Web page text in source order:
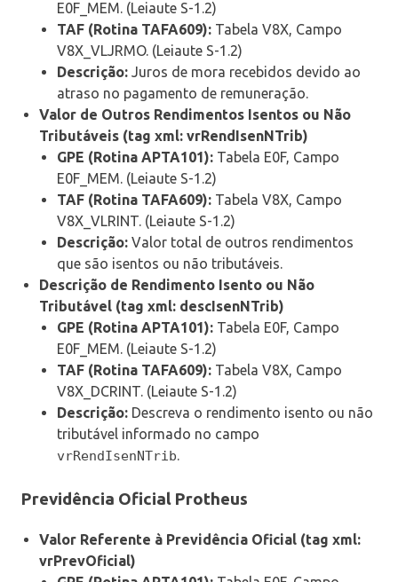
E0F_MEM. (Leiaute S-1.2)
TAF (Rotina TAFA609): Tabela V8X, Campo
V8X_VLJRMO. (Leiaute S-1.2)
Descrição: Juros de mora recebidos devido ao
atraso no pagamento de remuneração.
Valor de Outros Rendimentos Isentos ou Não
Tributáveis (tag xml: vrRendIsenNTrib)
GPE (Rotina APTA101): Tabela E0F, Campo
E0F_MEM. (Leiaute S-1.2)
TAF (Rotina TAFA609): Tabela V8X, Campo
V8X_VLRINT. (Leiaute S-1.2)
Descrição: Valor total de outros rendimentos
que são isentos ou não tributáveis.
Descrição de Rendimento Isento ou Não
Tributável (tag xml: descIsenNTrib)
GPE (Rotina APTA101): Tabela E0F, Campo
E0F_MEM. (Leiaute S-1.2)
TAF (Rotina TAFA609): Tabela V8X, Campo
V8X_DCRINT. (Leiaute S-1.2)
Descrição: Descreva o rendimento isento ou não
tributável informado no campo
vrRendIsenNTrib.
Previdência Oficial Protheus
Valor Referente à Previdência Oficial (tag xml:
vrPrevOficial)